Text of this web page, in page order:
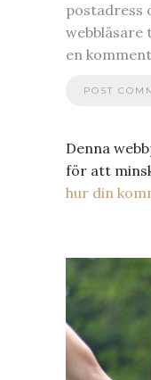
postadress
webbläsare
en
Denna
för att
hur din